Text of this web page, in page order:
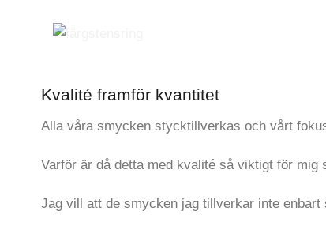
Kvalité framför kvantitet
Alla våra smycken stycktillverkas och vårt
Varför är då detta med kvalité så viktigt för mig
Jag vill att de smycken jag tillverkar inte